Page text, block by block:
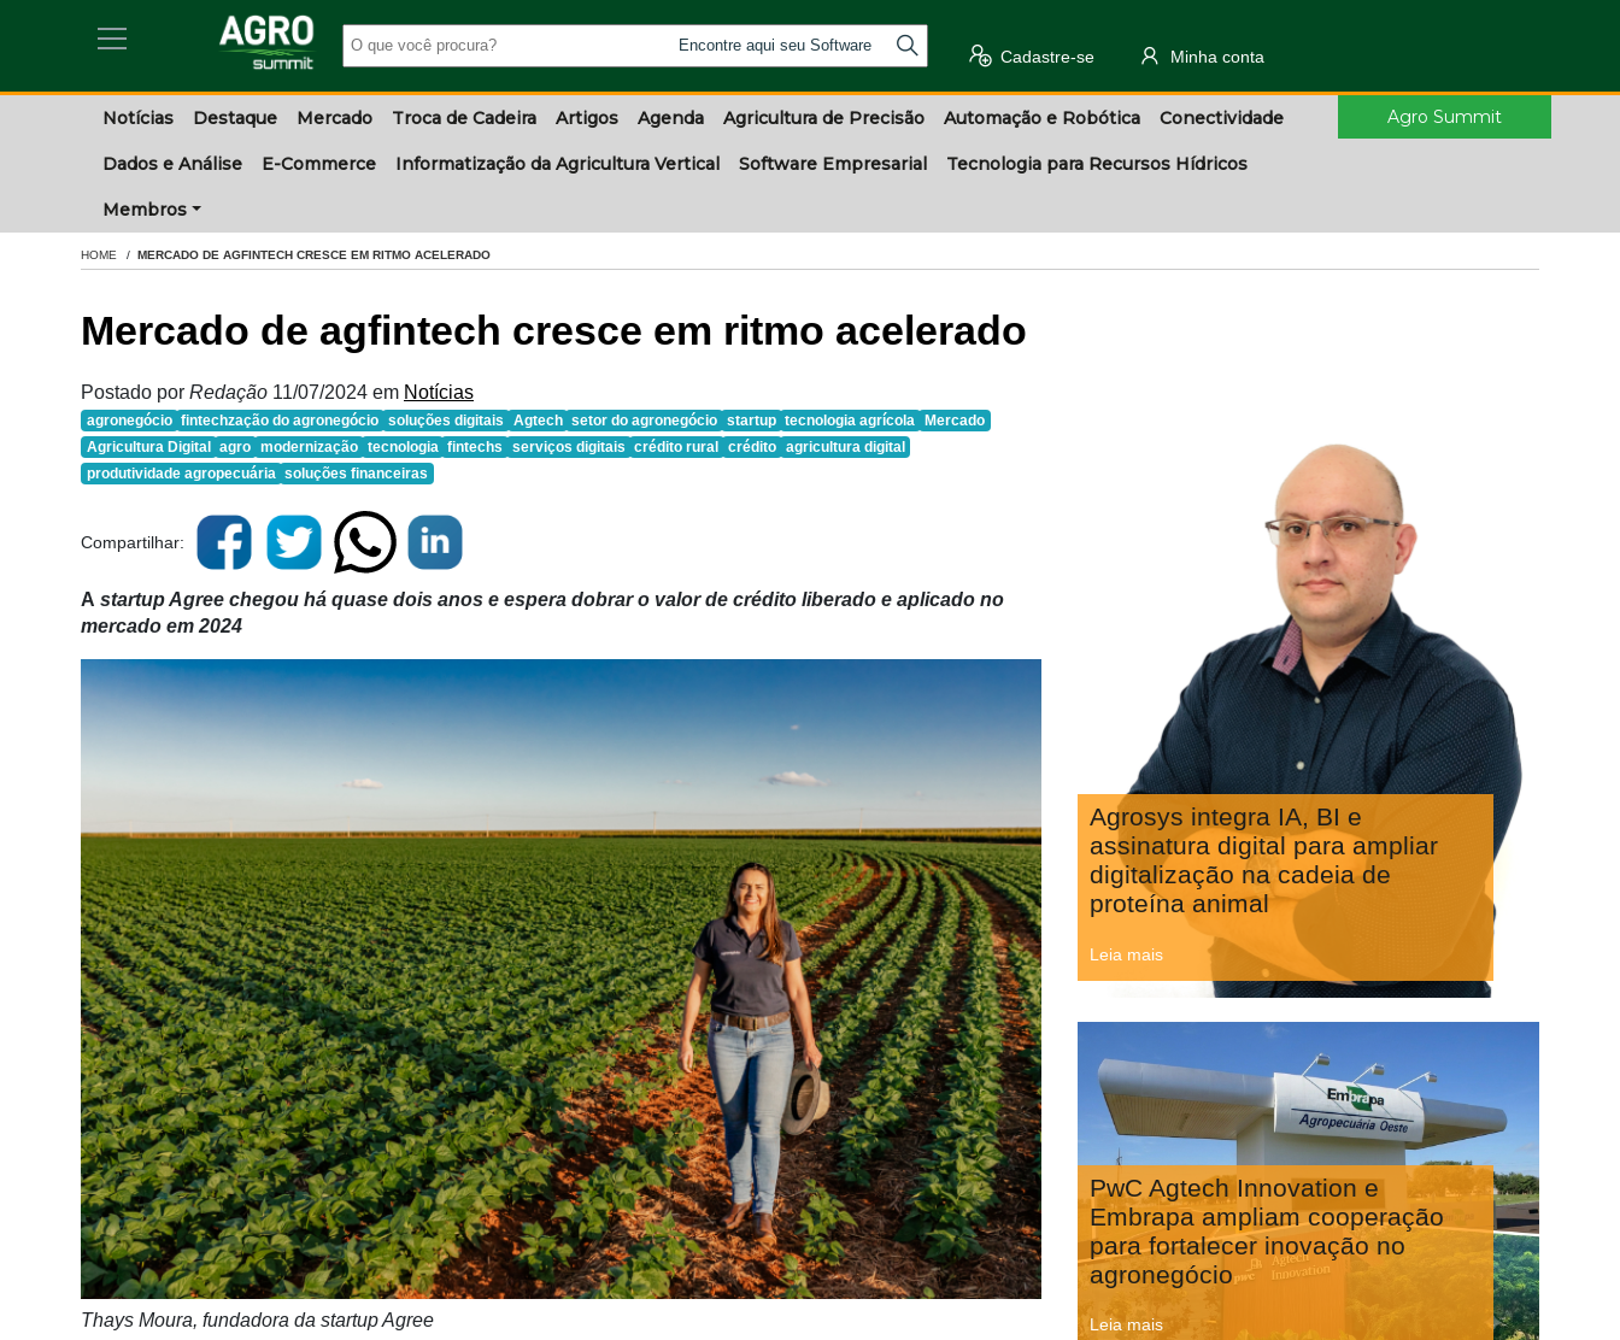
Cadastre-
Destaque
Mercado
Encontre aqui seu Software
Cadastre-se Minha conta
Notícias Destaque Mercado Troca de Cadeira Artigos Agenda Agricultura de Precisão Automação e Robótica Conectividade
Dados e Análise E-Commerce Informatização da Agricultura Vertical Software Empresarial Tecnologia para Recursos Hídricos
Membros
Agro Summit
HOME MERCADO DE AGFINTECH CRESCE EM RITMO ACELERADO
Mercado de agfintech cresce em ritmo acelerado
Postado por Redação 11/07/2024 em Notícias
agronegócio fintechzação do agronegócio soluções digitais Agtech setor do agronegócio startup tecnologia agrícola
Mercado
Agricultura Digital
agro modernização tecnologia fintechs serviços digitais crédito rural crédito agricultura digital
produtividade agropecuária soluções financeiras
Compartilhar:
A startup Agree chegou há quase dois anos e espera dobrar o valor de crédito liberado e aplicado no
mercado em 2024
Thays Moura, fundadora da startup Agree
Agrosys integra IA, BI e
assinatura digital para ampliar
digitalização na cadeia de
proteína animal
Leia mais
PwC Agtech Innovation e
Embrapa ampliam cooperação
para fortalecer inovação no
agronegócio
Leia mais